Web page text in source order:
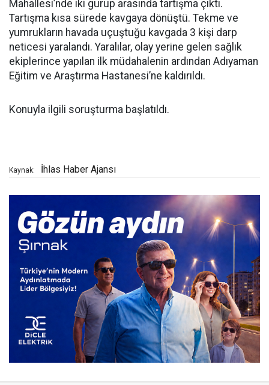
Mahallesi’nde iki gurup arasında tartışma çıktı.
Tartışma kısa sürede kavgaya dönüştü. Tekme ve
yumrukların havada uçuştuğu kavgada 3 kişi darp
neticesi yaralandı. Yaralılar, olay yerine gelen sağlık
ekiplerince yapılan ilk müdahalenin ardından Adıyaman
Eğitim ve Araştırma Hastanesi’ne kaldırıldı.
Konuyla ilgili soruşturma başlatıldı.
Kaynak: İhlas Haber Ajansı